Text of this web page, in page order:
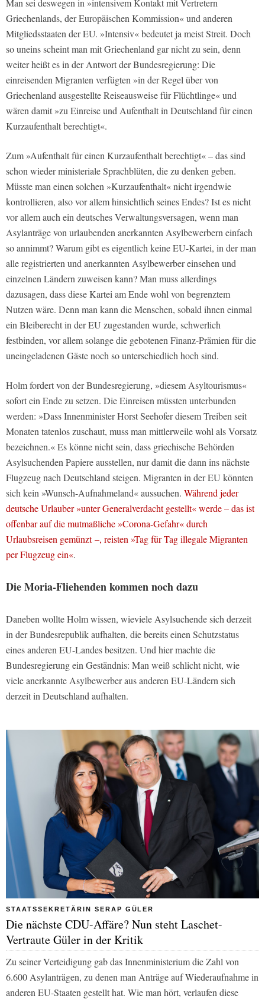
Griechenlands, der Europäischen Kommission« und anderen
Mitgliedsstaaten der EU. »Intensiv« bedeutet ja meist Streit. Doch
so uneins scheint man mit Griechenland gar nicht zu sein, denn
weiter heißt es in der Antwort der Bundesregierung: Die
einreisenden Migranten verfügten »in der Regel über von
Griechenland ausgestellte Reiseausweise für Flüchtlinge« und
wären damit »zu Einreise und Aufenthalt in Deutschland für einen
Kurzaufenthalt berechtigt«.
Zum »Aufenthalt für einen Kurzaufenthalt berechtigt« – das sind
schon wieder ministeriale Sprachblüten, die zu denken geben.
Müsste man einen solchen »Kurzaufenthalt« nicht irgendwie
kontrollieren, also vor allem hinsichtlich seines Endes? Ist es nicht
vor allem auch ein deutsches Verwaltungsversagen, wenn man
Asylanträge von urlaubenden anerkannten Asylbewerbern einfach
so annimmt? Warum gibt es eigentlich keine EU-Kartei, in der man
alle registrierten und anerkannten Asylbewerber einsehen und
einzelnen Ländern zuweisen kann? Man muss allerdings
dazusagen, dass diese Kartei am Ende wohl von begrenztem
Nutzen wäre. Denn man kann die Menschen, sobald ihnen einmal
ein Bleiberecht in der EU zugestanden wurde, schwerlich
festbinden, vor allem solange die gebotenen Finanz-Prämien für die
uneingeladenen Gäste noch so unterschiedlich hoch sind.
Holm fordert von der Bundesregierung, »diesem Asyltourismus«
sofort ein Ende zu setzen. Die Einreisen müssten unterbunden
werden: »Dass Innenminister Horst Seehofer diesem Treiben seit
Monaten tatenlos zuschaut, muss man mittlerweile wohl als Vorsatz
bezeichnen.« Es könne nicht sein, dass griechische Behörden
Asylsuchenden Papiere ausstellen, nur damit die dann ins nächste
Flugzeug nach Deutschland steigen. Migranten in der EU könnten
sich kein »Wunsch-Aufnahmeland« aussuchen. Während jeder
deutsche Urlauber »unter Generalverdacht gestellt« werde – das ist
offenbar auf die mutmaßliche »Corona-Gefahr« durch
Urlaubsreisen gemünzt –, reisten »Tag für Tag illegale Migranten
per Flugzeug ein«.
Die Moria-Fliehenden kommen noch dazu
Daneben wollte Holm wissen, wieviele Asylsuchende sich derzeit
in der Bundesrepublik aufhalten, die bereits einen Schutzstatus
eines anderen EU-Landes besitzen. Und hier machte die
Bundesregierung ein Geständnis: Man weiß schlicht nicht, wie
viele anerkannte Asylbewerber aus anderen EU-Ländern sich
derzeit in Deutschland aufhalten.
STAATSSEKRETÄRIN SERAP GÜLER
Die nächste CDU-Affäre? Nun steht Laschet-
Vertraute Güler in der Kritik
Zu seiner Verteidigung gab das Innenministerium die Zahl von
6.600 Asylanträgen, zu denen man Anträge auf Wiederaufnahme in
anderen EU-Staaten gestellt hat. Wie man hört, verlaufen diese